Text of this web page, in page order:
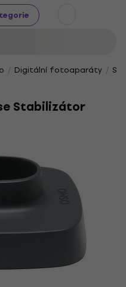
Digitální fotoaparáty
Stabilizátor